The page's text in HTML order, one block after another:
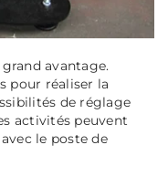
avantage.
pour réaliser la
de réglage
activités peuvent
le poste de